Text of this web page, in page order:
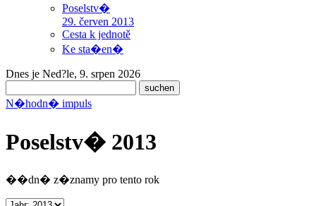
Poselstv�
29. červen 2013
Cesta k jednotě
Ke sta�en�
Dnes je Ned?le, 9. srpen 2026
N�hodn� impuls
Poselstv� 2013
��dn� z�znamy pro tento rok